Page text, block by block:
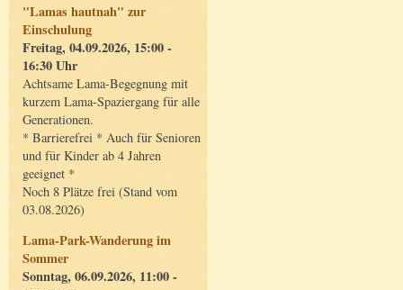
"Lamas hautnah" zur
Einschulung
Freitag, 04.09.2026, 15:00 -
16:30 Uhr
Achtsame Lama-Begegnung mit
kurzem Lama-Spaziergang für alle
Generationen.
* Barrierefrei * Auch für Senioren
und für Kinder ab 4 Jahren
geeignet *
Noch 8 Plätze frei (Stand vom
03.08.2026)
Lama-Park-Wanderung im
Sommer
Sonntag, 06.09.2026, 11:00 -